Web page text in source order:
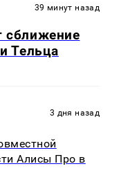
39 минут назад
сближение
Тельца
3 дня назад
Алисы Про в